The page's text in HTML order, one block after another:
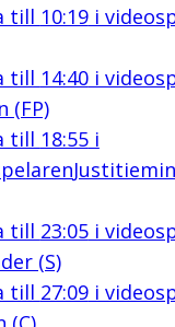
till 10:19i
till 14:40i
(FP)
till 18:55i
till 23:05i
(S)
till 27:09i